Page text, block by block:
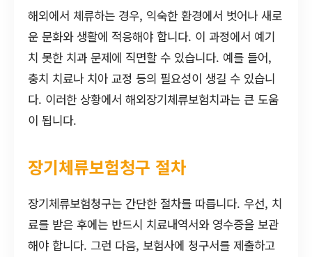
해외에서 체류하는 경우, 익숙한 환경에서 벗어나 새로
운 문화와 생활에 적응해야 합니다. 이 과정에서 예기
치 못한 치과 문제에 직면할 수 있습니다. 예를 들어,
충치 치료나 치아 교정 등의 필요성이 생길 수 있습니
다. 이러한 상황에서 해외장기체류보험치과는 큰 도움
이 됩니다.
장기체류보험청구 절차
장기체류보험청구는 간단한 절차를 따릅니다. 우선, 치
료를 받은 후에는 반드시 치료내역서와 영수증을 보관
해야 합니다. 그런 다음, 보험사에 청구서를 제출하고